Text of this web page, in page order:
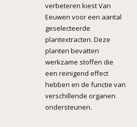
verbeteren kiest Van
Eeuwen voor een aantal
geselecteerde
plantextracten. Deze
planten bevatten
werkzame stoffen die
een reinigend effect
hebben en de functie van
verschillende organen
ondersteunen.